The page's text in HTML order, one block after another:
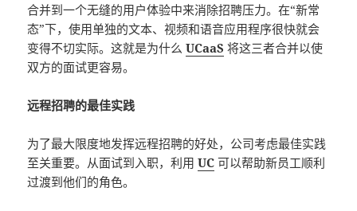
合并到一个无缝的用户体验中来消除招聘压力。在“新常
态”下，使用单独的文本、视频和语音应用程序很快就会
变得不切实际。这就是为什么UCaaS 将这三者合并以使
双方的面试更容易。
远程招聘的最佳实践
为了最大限度地发挥远程招聘的好处，公司考虑最佳实践
至关重要。从面试到入职，利用UC 可以帮助新员工顺利
过渡到他们的角色。